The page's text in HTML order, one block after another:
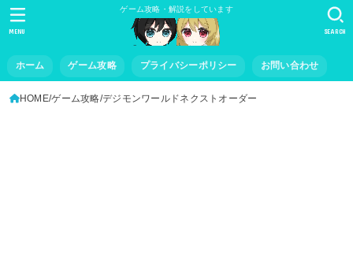
ゲーム攻略・解説をしています
ホーム ゲーム攻略 プライバシーポリシー お問い合わせ
SEARCH
MENU
HOME ゲーム攻略 デジモンワールドネクストオーダー